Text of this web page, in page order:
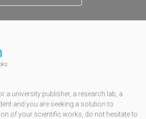
a university publisher, a research lab, a
and you are seeking a solution to
of your scientific works, do not hesitate to